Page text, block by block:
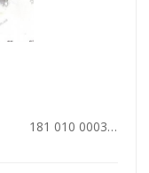
181 010 0003 00